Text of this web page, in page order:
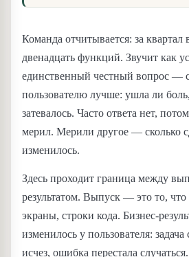
Команда отчитывается: за
двенадцать функций. Звучит как
единственный честный вопрос —
пользователю лучше: ушла ли
затевалось. Часто ответа нет,
мерил. Мерили другое — сколько
изменилось.
Здесь проходит граница между
результатом. Выпуск — это то,
экраны, строки кода. Бизнес-
изменилось у пользователя:
исчез, ошибка перестала